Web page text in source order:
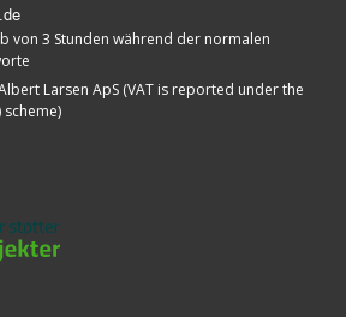
von 3 Stunden während der normalen
Larsen ApS (VAT is reported under the
scheme)